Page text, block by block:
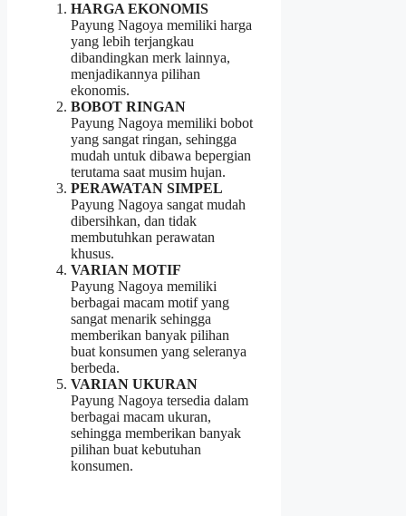
HARGA EKONOMIS
Payung Nagoya memiliki harga
yang lebih terjangkau
dibandingkan merk lainnya,
menjadikannya pilihan
ekonomis.
BOBOT RINGAN
Payung Nagoya memiliki bobot
yang sangat ringan, sehingga
mudah untuk dibawa bepergian
terutama saat musim hujan.
PERAWATAN SIMPEL
Payung Nagoya sangat mudah
dibersihkan, dan tidak
membutuhkan perawatan
khusus.
VARIAN MOTIF
Payung Nagoya memiliki
berbagai macam motif yang
sangat menarik sehingga
memberikan banyak pilihan
buat konsumen yang seleranya
berbeda.
VARIAN UKURAN
Payung Nagoya tersedia dalam
berbagai macam ukuran,
sehingga memberikan banyak
pilihan buat kebutuhan
konsumen.